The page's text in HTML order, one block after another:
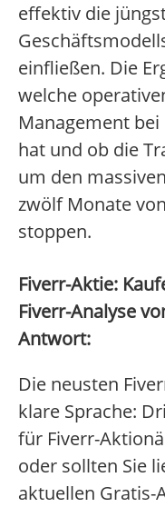
effektiv die
einfließen. Die
welche
Management
hat und ob die
um den
zwölf Monate
stoppen.
Fiverr-Aktie:
Fiverr-Analyse
Antwort:
Die neusten
klare Sprache:
für Fiverr-
oder sollten Sie
aktuellen Gratis-